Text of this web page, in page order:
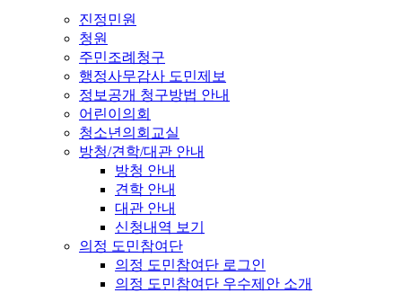
진정민원
청원
주민조례청구
행정사무감사 도민제보
정보공개 청구방법 안내
어린이의회
청소년의회교실
방청/견학/대관 안내
방청 안내
견학 안내
대관 안내
신청내역 보기
의정 도민참여단
의정 도민참여단 로그인
의정 도민참여단 우수제안 소개